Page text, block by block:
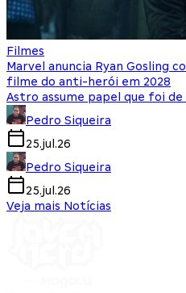
Filmes
Marvel anuncia Ryan Gosling
filme do anti-herói em 2028
Astro assume papel que foi de
Pedro Siqueira
25.jul.26
Pedro Siqueira
25.jul.26
Veja mais Notícias